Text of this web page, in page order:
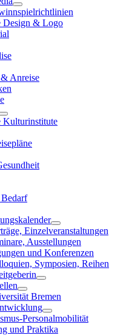
Design & Logo
Anreise
Kulturinstitute
Einzelveranstaltungen
Ausstellungen
und Konferenzen
Symposien, Reihen
Bremen
Personalmobilität
und Praktika